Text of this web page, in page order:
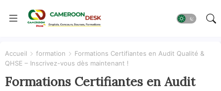
Accueil formation
Formations Certifiantes en Audit Qualité &
QHSE – Inscrivez-vous dès maintenant !
Formations Certifiantes en Audit